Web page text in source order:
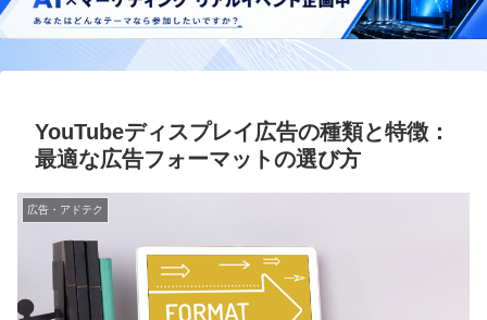
YouTubeディスプレイ広告の種類と特徴：
最適な広告フォーマットの選び方
広告・アドテク